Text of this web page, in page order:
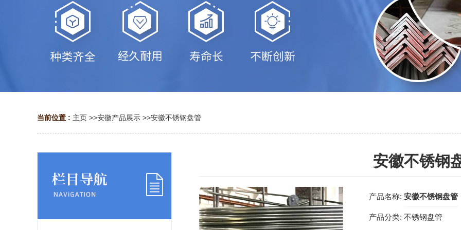
当前位置 : 主页 >>安徽产品展示 >>安徽不锈钢盘管
安徽不锈钢
产品名称: 安徽不锈钢盘管
产品分类: 不锈钢盘管